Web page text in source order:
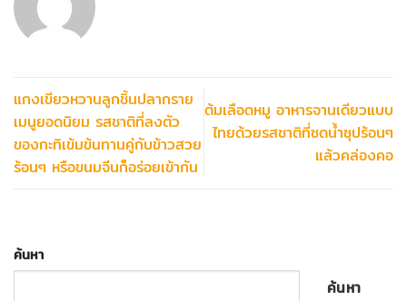
แกงเขียวหวานลูกชิ้นปลากราย
เมนูยอดนิยม รสชาติที่ลงตัว
ของกะทิเข้มข้นทานคู่กับข้าวสวย
ร้อนๆ หรือขนมจีนก็อร่อยเข้ากัน
ต้มเลือดหมู อาหารจานเดียวแบบ
ไทยด้วยรสชาติที่ซดน้ำซุปร้อนๆ
แล้วคล่องคอ
ค้นหา
ค้นหา